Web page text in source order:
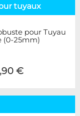
tuyaux
pour Tuyau
(0-25mm)
€